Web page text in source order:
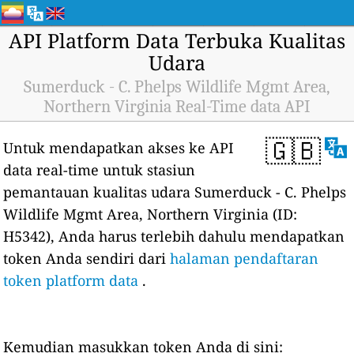
API Platform Data Terbuka Kualitas
Udara
Sumerduck - C. Phelps Wildlife Mgmt Area,
Northern Virginia Real-Time data API
🇬🇧
Untuk mendapatkan akses ke API
data real-time untuk stasiun
pemantauan kualitas udara Sumerduck - C. Phelps
Wildlife Mgmt Area, Northern Virginia (ID:
H5342), Anda harus terlebih dahulu mendapatkan
token Anda sendiri darihalaman pendaftaran
token platform data .
Kemudian masukkan token Anda di sini: